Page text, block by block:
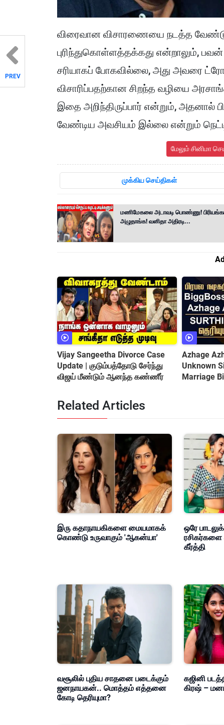
விரைவான விசாரணையை நடத்த
புரிந்துகொள்ளத்தக்கது என்றாலும்,
சரியாகப் போகவில்லை, அது அவரை
விசாரிப்பதற்கான சிறந்த வழியை
இதை அறிந்திருப்பார் என்றும், அதனால்
வேண்டிய அவசியம் இல்லை என்றும்
மேலும் சினிமா
முக்கிய செய்திகள்
மணிமேகலை அடாவடி பொண்ணு!
அழுதாங்க! வனிதா அதிரடி...
PREV
Vijay Sangeetha Divorce Case
Update | குடும்பத்தோடு சேர்ந்து
விஜய் மீண்டும் ஆனந்த கண்ணீர்
Azhage
Unknown
Marriage
Related Articles
இரு கதாநாயகிகளை மையமாகக்
கொண்டு உருவாகும் 'ஆகன்யா'
ஒரே
ரசிகர்களை
கீர்த்தி
வசூலில் புதிய சாதனை படைக்கும்
ஜனநாயகன்.. மொத்தம் எத்தனை
கோடி தெரியுமா?
கஜினி
கிரஷ் –